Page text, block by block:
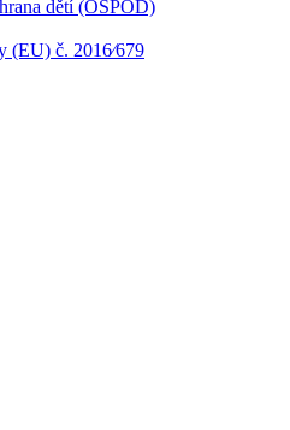
dětí (OSPOD)
(EU) č. 2016⁄679